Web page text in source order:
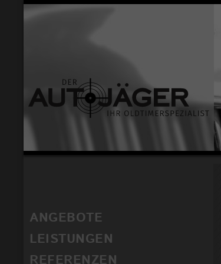
ANGEBOTE
LEISTUNGEN